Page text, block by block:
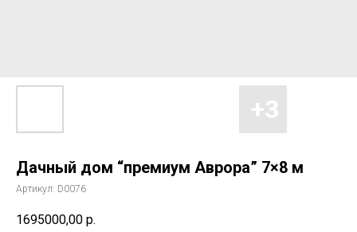
Дачный дом “премиум Аврора” 7×8 м
Артикул: D0076
1695000,00 р.